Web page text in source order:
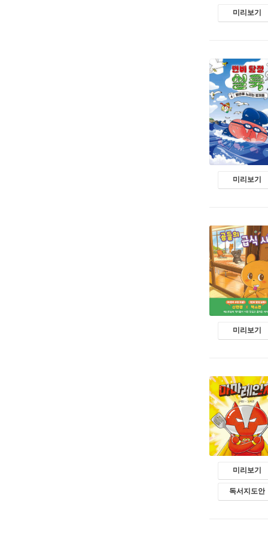
미리보기
미리보기
미리보기
미리보기
독서지도안